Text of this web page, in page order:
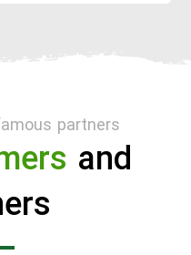
partners
and